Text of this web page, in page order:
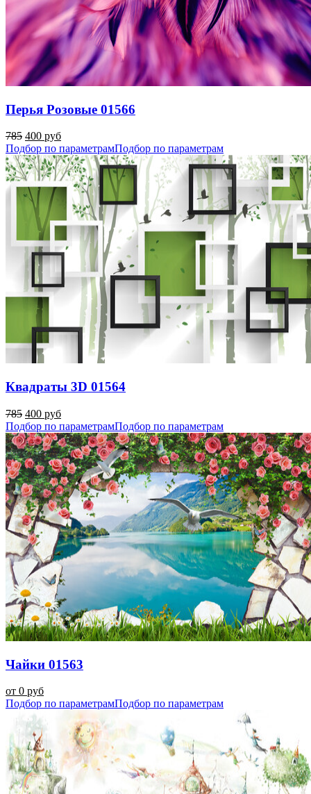
Перья Розовые 01566
785 400 руб
Подбор по параметрамПодбор по параметрам
Квадраты 3D 01564
785 400 руб
Подбор по параметрамПодбор по параметрам
Чайки 01563
от 0 руб
Подбор по параметрамПодбор по параметрам